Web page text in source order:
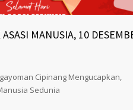
MANUSIA, 10
Cipinang Mengucapkan,
Sedunia